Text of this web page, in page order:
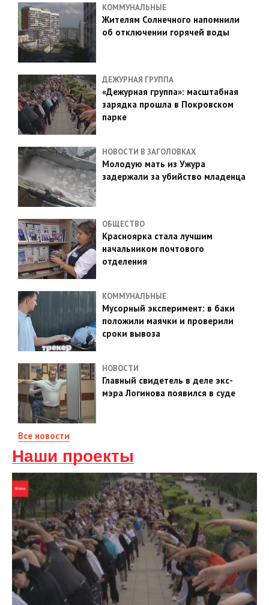
КОММУНАЛЬНЫЕ
Жителям Солнечного напомнили
об отключении горячей воды
ДЕЖУРНАЯ ГРУППА
«Дежурная группа»: масштабная
зарядка прошла в Покровском
парке
НОВОСТИ В ЗАГОЛОВКАХ
Молодую мать из Ужура
задержали за убийство младенца
ОБЩЕСТВО
Красноярка стала лучшим
начальником почтового
отделения
КОММУНАЛЬНЫЕ
Мусорный эксперимент: в баки
положили маячки и проверили
сроки вывоза
НОВОСТИ
Главный свидетель в деле экс-
мэра Логинова появился в суде
Все новости
Наши проекты